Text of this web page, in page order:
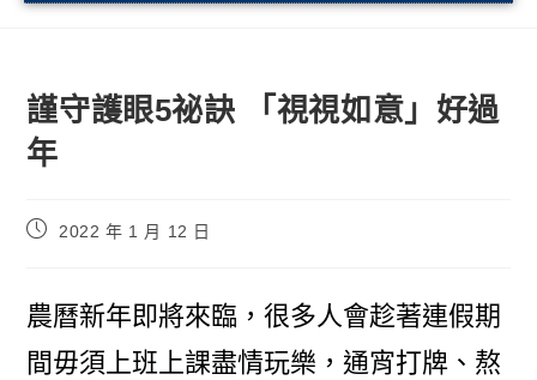
謹守護眼5祕訣 「視視如意」好過
年
2022 年 1 月 12 日
農曆新年即將來臨，很多人會趁著連假期
間毋須上班上課盡情玩樂，通宵打牌、熬